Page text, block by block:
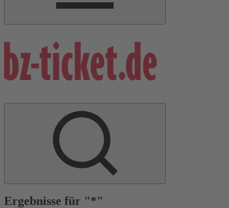
Ergebnisse für "*"